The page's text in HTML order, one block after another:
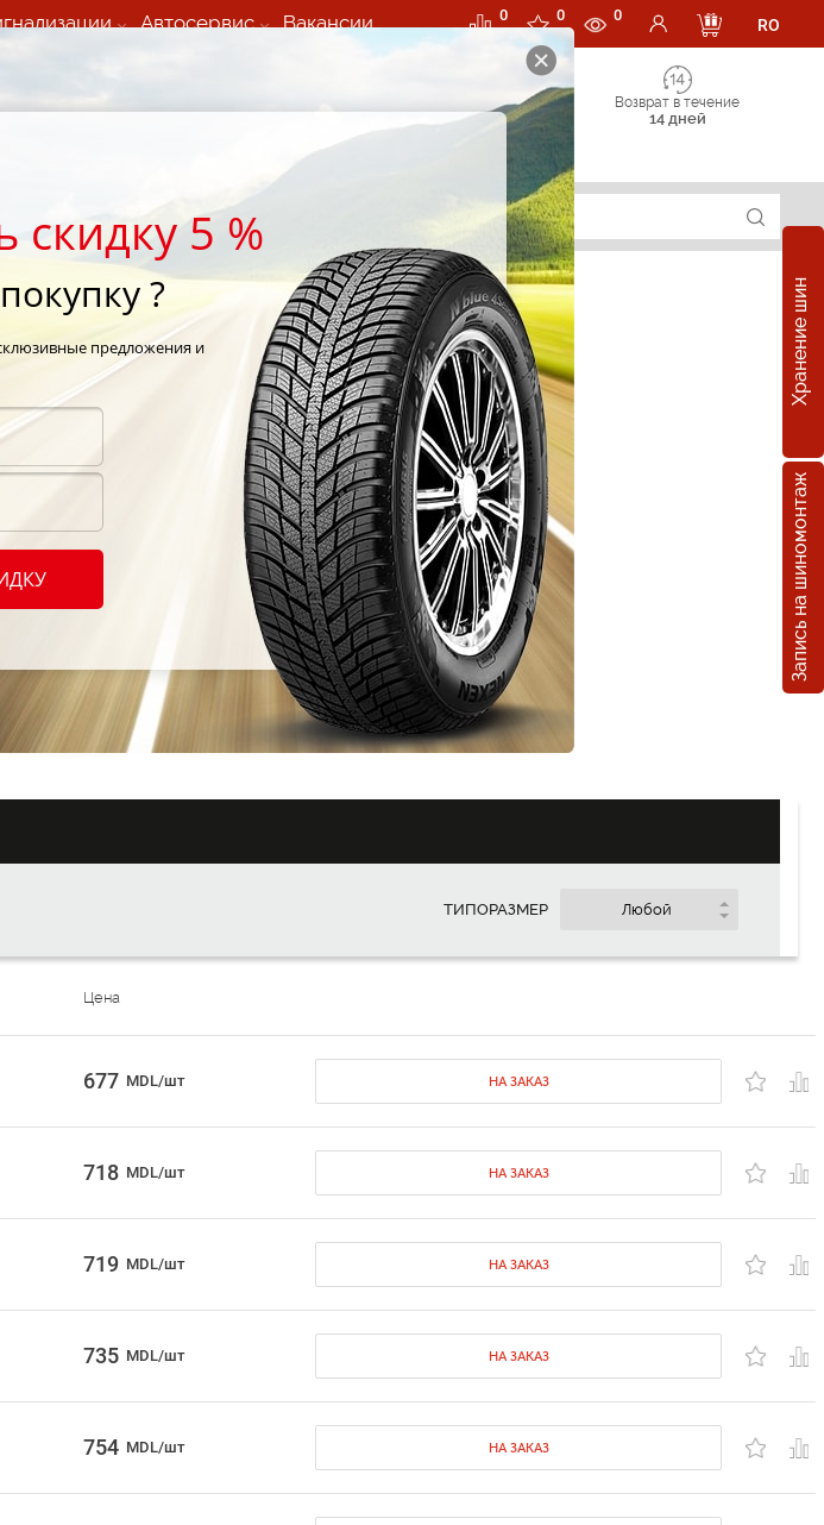
Автосервис Вакансии 0 0 0
RO
- 19:00
Возврат в течение
14 дней
Хранение шин
Запись на шиномонтаж
Расширенная Шиномонтаж
в подарок
Покупка
в кредит
От:677MDL/шт ~71MDL/ месяц
ТИПОРАЗМЕР
Цена
677 MDL/шт НА ЗАКАЗ
718 MDL/шт НА ЗАКАЗ
719 MDL/шт НА ЗАКАЗ
735 MDL/шт НА ЗАКАЗ
754 MDL/шт НА ЗАКАЗ
скидку 5 %
?
предложения и